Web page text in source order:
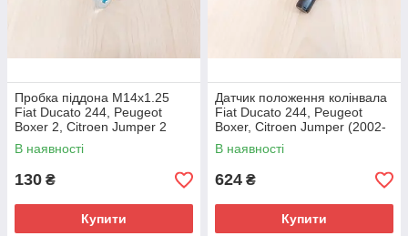
Пробка піддона М14х1.25
Fiat Ducato 244, Peugeot
Boxer 2, Citroen Jumper 2
(2002-2006) 2.0/2.2, 031121,
9672017080
В наявності
130 ₴
Купити
Датчик положення колінвала
Fiat Ducato 244, Peugeot
Boxer, Citroen Jumper (2002-
2006) 2.0/2.2, 9632400580
В наявності
624 ₴
Купити